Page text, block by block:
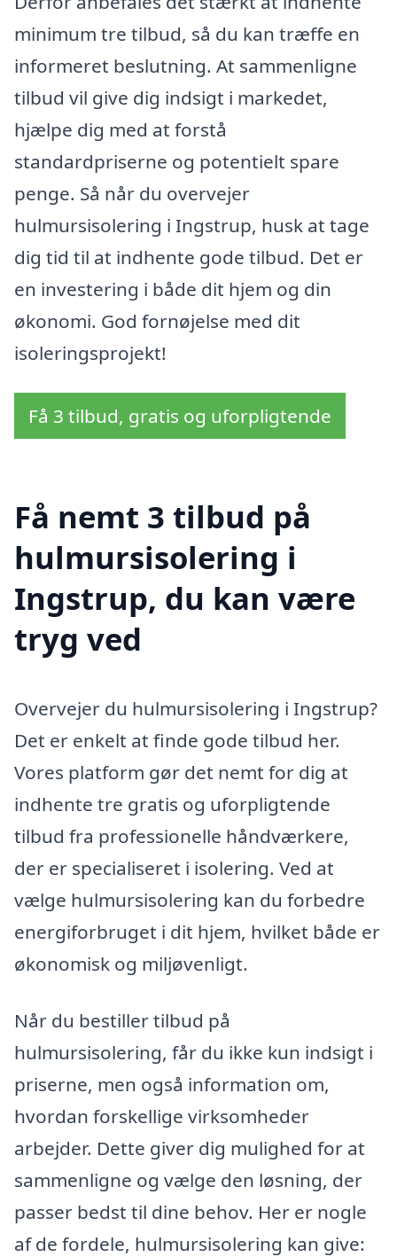
minimum tre tilbud, så du kan træffe en
informeret beslutning. At sammenligne
tilbud vil give dig indsigt i markedet,
hjælpe dig med at forstå
standardpriserne og potentielt spare
penge. Så når du overvejer
hulmursisolering i Ingstrup, husk at tage
dig tid til at indhente gode tilbud. Det er
en investering i både dit hjem og din
økonomi. God fornøjelse med dit
isoleringsprojekt!
Få 3 tilbud, gratis og uforpligtende
Få nemt 3 tilbud på
hulmursisolering i
Ingstrup, du kan være
tryg ved
Overvejer du hulmursisolering i Ingstrup?
Det er enkelt at finde gode tilbud her.
Vores platform gør det nemt for dig at
indhente tre gratis og uforpligtende
tilbud fra professionelle håndværkere,
der er specialiseret i isolering. Ved at
vælge hulmursisolering kan du forbedre
energiforbruget i dit hjem, hvilket både er
økonomisk og miljøvenligt.
Når du bestiller tilbud på
hulmursisolering, får du ikke kun indsigt i
priserne, men også information om,
hvordan forskellige virksomheder
arbejder. Dette giver dig mulighed for at
sammenligne og vælge den løsning, der
passer bedst til dine behov. Her er nogle
af de fordele, hulmursisolering kan give: